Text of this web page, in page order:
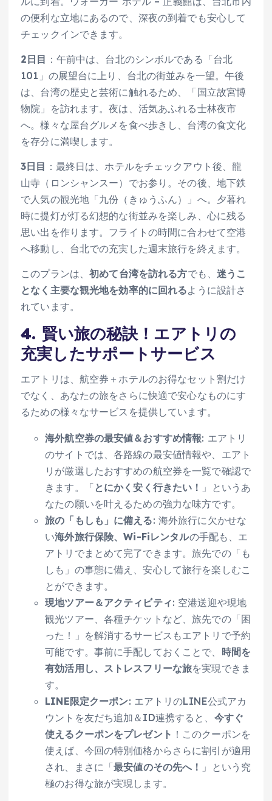
の便利な立地にあるので、深夜の到着でも安心して
チェックインできます。
2日目 ：午前中は、台北のシンボルである「台北
101」の展望台に上り、台北の街並みを一望。午後
は、台湾の歴史と芸術に触れるため、「国立故宮博
物院」を訪れます。夜は、活気あふれる士林夜市
へ。様々な屋台グルメを食べ歩きし、台湾の食文化
を存分に満喫します。
3日目 ：最終日は、ホテルをチェックアウト後、龍
山寺（ロンシャンスー）でお参り。その後、地下鉄
で人気の観光地「九份（きゅうふん）」へ。夕暮れ
時に提灯が灯る幻想的な街並みを楽しみ、心に残る
思い出を作ります。フライトの時間に合わせて空港
へ移動し、台北での充実した週末旅行を終えます。
このプランは、初めて台湾を訪れる方でも、 迷うこ
となく主要な観光地を効率的に回れるように設計さ
れています。
4. 賢い旅の秘訣！エアトリの
充実したサポートサービス
エアトリは、航空券＋ホテルのお得なセット割だけ
でなく、あなたの旅をさらに快適で安心なものにす
るための様々なサービスを提供しています。
海外航空券の最安値＆おすすめ情報: エアトリ
のサイトでは、各路線の最安値情報や、エアト
リが厳選したおすすめの航空券を一覧で確認で
きます。「とにかく安く行きたい！ 」というあ
なたの願いを叶えるための強力な味方です。
旅の「もしも」に備える: 海外旅行に欠かせな
い海外旅行保険、Wi-Fiレンタルの手配も、エ
アトリでまとめて完了できます。旅先での「も
しも」の事態に備え、安心して旅行を楽しむこ
とができます。
現地ツアー＆アクティビティ: 空港送迎や現地
観光ツアー、各種チケットなど、旅先での「困
った！」を解消するサービスもエアトリで予約
可能です。事前に手配しておくことで、 時間を
有効活用し、ストレスフリーな旅を実現できま
す。
LINE限定クーポン: エアトリのLINE公式アカ
ウントを友だち追加＆ID連携すると、 今すぐ
使えるクーポンをプレゼント ！このクーポンを
使えば、今回の特別価格からさらに割引が適用
され、まさに「最安値のその先へ！ 」という究
極のお得な旅が実現します。